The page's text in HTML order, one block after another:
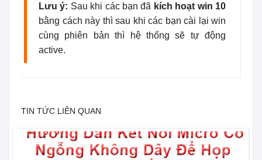
Lưu ý: Sau khi các bạn đã kích hoạt win 10
bằng cách này thì sau khi các bạn cài lại win
cùng phiên bản thì hệ thống sẽ tự động
active.
TIN TỨC LIÊN QUAN